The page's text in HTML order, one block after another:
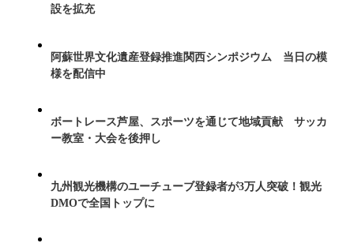
設を拡充
阿蘇世界文化遺産登録推進関西シンポジウム 当日の模
様を配信中
ボートレース芦屋、スポーツを通じて地域貢献 サッカ
ー教室・大会を後押し
九州観光機構のユーチューブ登録者が3万人突破！観光
DMOで全国トップに